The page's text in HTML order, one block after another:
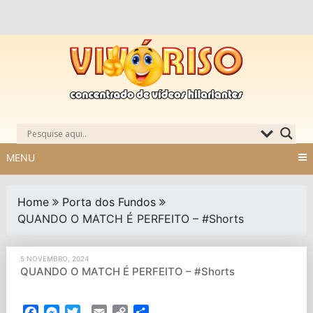
MENU
Home
Porta dos Fundos
QUANDO O MATCH É PERFEITO – #Shorts
5 NOVEMBRO, 2024
QUANDO O MATCH É PERFEITO – #Shorts